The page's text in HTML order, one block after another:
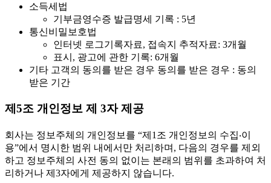
소득세법
기부금영수증 발급명세 기록 : 5년
통신비밀보호법
인터넷 로그기록자료, 접속지 추적자료: 3개월
표시, 광고에 관한 기록: 6개월
기타 고객의 동의를 받은 경우 동의를 받은 경우 : 동의
받은 기간
제5조 개인정보 제 3자 제공
회사는 정보주체의 개인정보를 “제1조 개인정보의 수집‧이
용”에서 명시한 범위 내에서만 처리하며, 다음의 경우를 제외
하고 정보주체의 사전 동의 없이는 본래의 범위를 초과하여 처
리하거나 제3자에게 제공하지 않습니다.